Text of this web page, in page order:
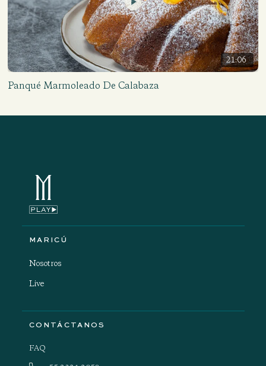
21:06
Panqué Marmoleado De Calabaza
MARICÚ
Nosotros
Live
CONTÁCTANOS
FAQ